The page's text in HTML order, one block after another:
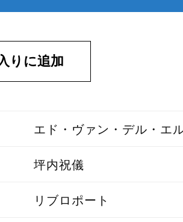
エド・ヴァン・デル・エ
坪内祝儀
リブロポート